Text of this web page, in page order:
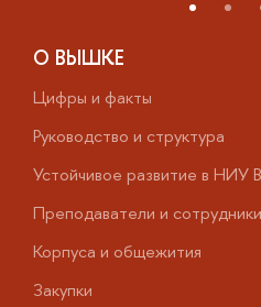
О ВЫШКЕ
Цифры и факты
Руководство и структура
Устойчивое развитие в
Преподаватели и сотрудники
Корпуса и общежития
Закупки